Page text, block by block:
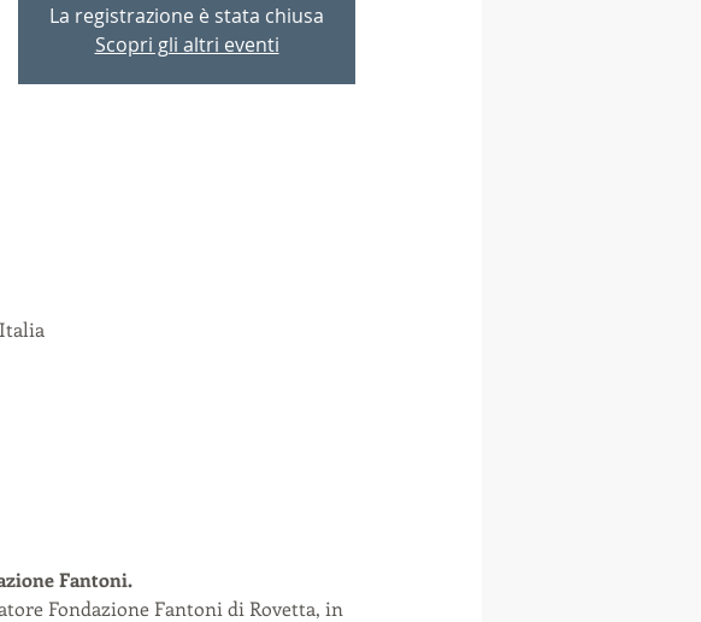
La registrazione è stata chiusa
Scopri gli altri eventi
Fantoni.
Fondazione Fantoni di Rovetta, in